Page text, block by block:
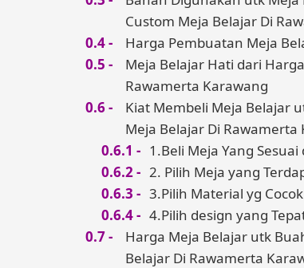
Custom Meja Belajar Di
Harga Pembuatan Meja
Meja Belajar Hati dari
Rawamerta Karawang
Kiat Membeli Meja Belajar
Meja Belajar Di Rawamerta
1.Beli Meja Yang
2. Pilih Meja yang
3.Pilih Material yg Cocok
4.Pilih design yang
Harga Meja Belajar utk
Belajar Di Rawamerta